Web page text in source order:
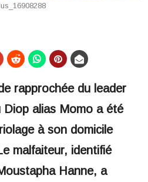
rapprochée du leader
alias Momo a été
à son domicile
malfaiteur, identifié
Hanne, a